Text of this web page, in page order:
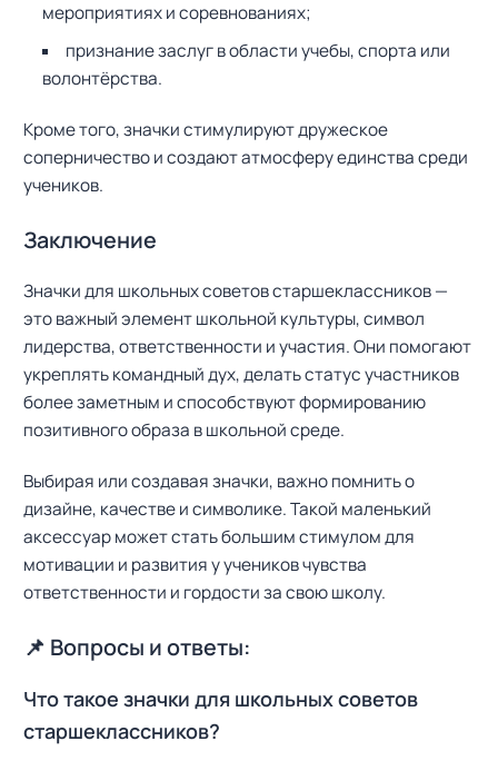
мероприятиях и соревнованиях;
признание заслуг в области учебы, спорта или
волонтёрства.
Кроме того, значки стимулируют дружеское
соперничество и создают атмосферу единства среди
учеников.
Заключение
Значки для школьных советов старшеклассников —
это важный элемент школьной культуры, символ
лидерства, ответственности и участия. Они помогают
укреплять командный дух, делать статус участников
более заметным и способствуют формированию
позитивного образа в школьной среде.
Выбирая или создавая значки, важно помнить о
дизайне, качестве и символике. Такой маленький
аксессуар может стать большим стимулом для
мотивации и развития у учеников чувства
ответственности и гордости за свою школу.
📌 Вопросы и ответы:
Что такое значки для школьных советов
старшеклассников?